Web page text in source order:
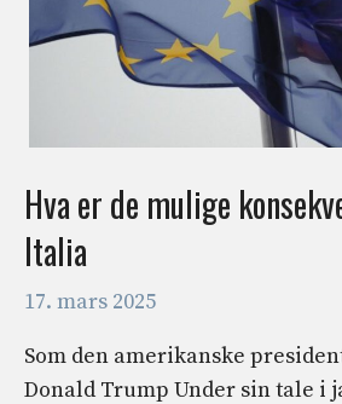
Hva er de mulige
Italia
17. mars 2025
Som den amerikanske
Donald Trump Under sin tale i